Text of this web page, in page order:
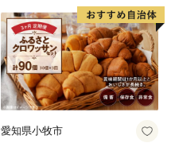
愛知県小牧市